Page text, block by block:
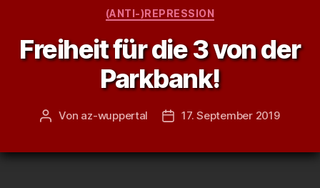
Kategorien
(ANTI-)REPRESSION
Freiheit für die 3 von der
Parkbank!
Beitragsautor
Von az-wuppertal Veröffentlichungsdatum
17. September 2019